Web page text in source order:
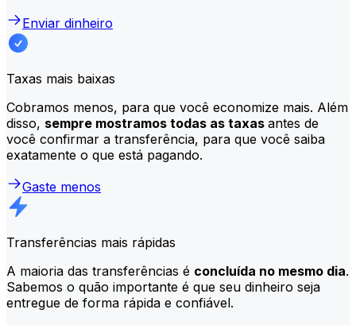
Enviar dinheiro
Taxas mais baixas
Cobramos menos, para que você economize mais. Além
disso, sempre mostramos todas as taxas antes de
você confirmar a transferência, para que você saiba
exatamente o que está pagando.
Gaste menos
Transferências mais rápidas
A maioria das transferências é concluída no mesmo dia.
Sabemos o quão importante é que seu dinheiro seja
entregue de forma rápida e confiável.